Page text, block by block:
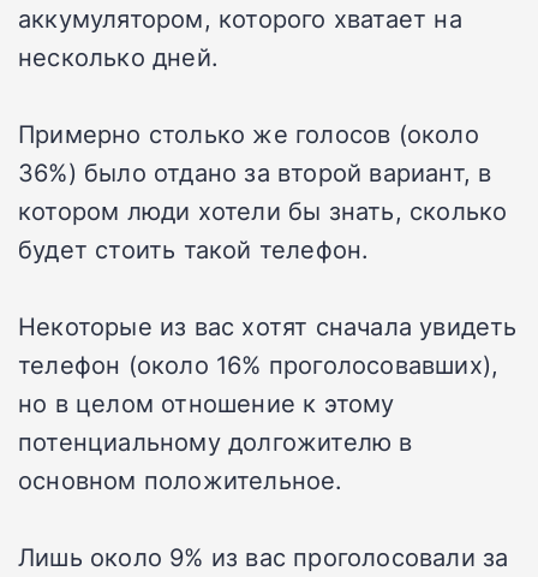
аккумулятором, которого хватает на
несколько дней.
Примерно столько же голосов (около
36%) было отдано за второй вариант, в
котором люди хотели бы знать, сколько
будет стоить такой телефон.
Некоторые из вас хотят сначала увидеть
телефон (около 16% проголосовавших),
но в целом отношение к этому
потенциальному долгожителю в
основном положительное.
Лишь около 9% из вас проголосовали за